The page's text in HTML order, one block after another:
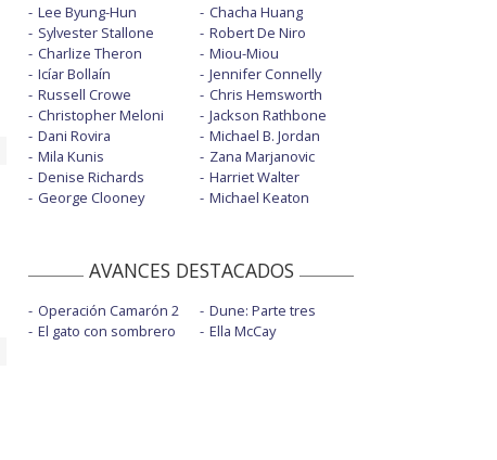
Lee Byung-Hun
Sylvester Stallone
Charlize Theron
Icíar Bollaín
Russell Crowe
Christopher Meloni
Dani Rovira
Mila Kunis
Denise Richards
George Clooney
Chacha Huang
Robert De Niro
Miou-Miou
Jennifer Connelly
Chris Hemsworth
Jackson Rathbone
Michael B. Jordan
Zana Marjanovic
Harriet Walter
Michael Keaton
AVANCES DESTACADOS
Operación Camarón 2
El gato con sombrero
Dune: Parte tres
Ella McCay